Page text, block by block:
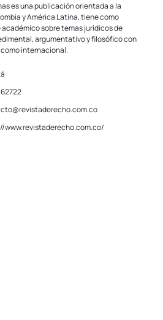
es una publicación orientada a la
y América Latina, tiene como
sobre temas jurídicos de
argumentativo y filosófico con
internacional.
www.revistaderecho.com.co/